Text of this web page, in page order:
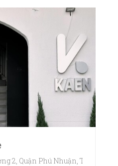
2, Quận Phú Nhuận, TP.HCM